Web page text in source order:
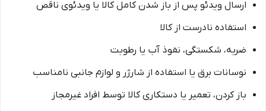
ارسال ویدئو پس از باز شدن کامل کالا یا ویدئوی ناقص
استفاده نادرست از کالا
ضربه، شکستگی، نفوذ آب یا رطوبت
نوسانات برق یا استفاده از شارژر و لوازم جانبی نامناسب
باز کردن، تعمیر یا دستکاری کالا توسط افراد غیرمجاز